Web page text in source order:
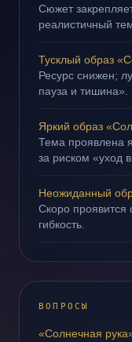
Сюжет
реалистичный
Тусклый образ
Ресурс снижен;
пауза и тишина».
Яркий образ
Тема проявлена
за риском «уход
Неожиданный
Скоро проявится
гибкость.
ВОПРОСЫ
«Солнечная